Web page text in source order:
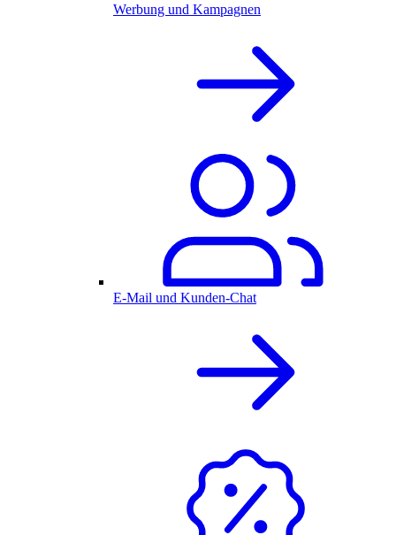
Werbung und Kampagnen
E-Mail und Kunden-Chat